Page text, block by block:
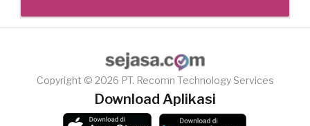
Copyright © 2026 PT. Recomn Technology Services
Download Aplikasi